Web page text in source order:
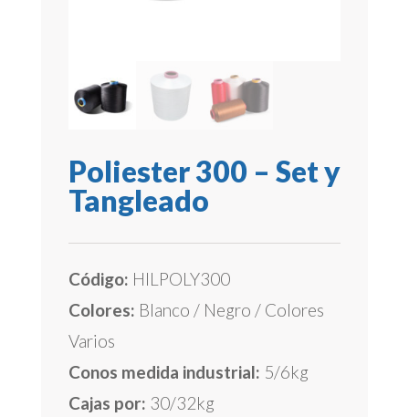
Poliester 300 – Set y
Tangleado
Código: HILPOLY300
Colores: Blanco / Negro / Colores
Varios
Conos medida industrial: 5/6kg
Cajas por: 30/32kg